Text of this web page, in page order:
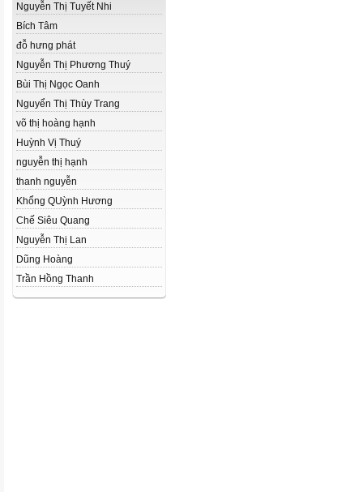
Nguyễn Thị Tuyết Nhi
Bích Tâm
đỗ hưng phát
Nguyễn Thị Phương Thuý
Bùi Thị Ngọc Oanh
Nguyển Thị Thùy Trang
võ thị hoàng hạnh
Huỳnh Vị Thuý
nguyễn thị hạnh
thanh nguyễn
Khổng QUỳnh Hương
Chế Siêu Quang
Nguyễn Thị Lan
Dũng Hoàng
Trần Hồng Thanh